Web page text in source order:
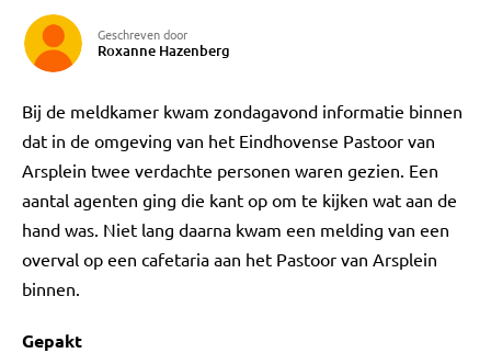
Geschreven door
Roxanne Hazenberg
Bij de meldkamer kwam zondagavond informatie binnen
dat in de omgeving van het Eindhovense Pastoor van
Arsplein twee verdachte personen waren gezien. Een
aantal agenten ging die kant op om te kijken wat aan de
hand was. Niet lang daarna kwam een melding van een
overval op een cafetaria aan het Pastoor van Arsplein
binnen.
Gepakt